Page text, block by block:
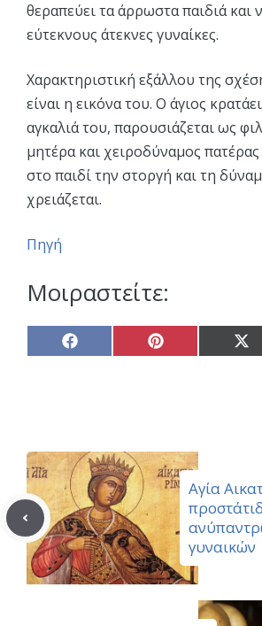
θεραπεύει τα άρρωστα παιδιά και
εύτεκνους άτεκνες γυναίκες.
Χαρακτηριστική εξάλλου της
είναι η εικόνα του. Ο άγιος
αγκαλιά του, παρουσιάζεται ως
μητέρα και χειροδύναμος
στο παιδί την στοργή και τη
χρειάζεται.
Πηγή
Μοιραστείτε:
Share
on
Share
on on
Αγία
γυναικών